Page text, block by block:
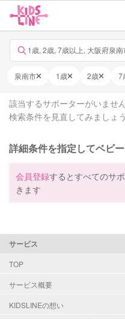
1歳, 2歳, 7歳以上, 大阪府泉
泉南市 1歳 2歳 7
該当するサポーターがいません
検索条件を見直してみましょう
詳細条件を指定してベビ
会員登録するとすべてのサ
きます
サービス
TOP
サービス概要
KIDSLINEの想い